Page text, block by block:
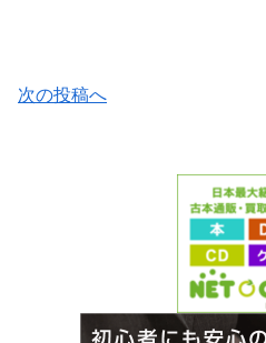
次の投稿へ